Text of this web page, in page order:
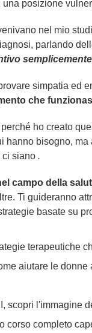
posizione
nel mio
parlando
simpatia ed
che
ho creato
hanno bisogno,
ci siano .
campo della
Ti guideranno
basate su
terapeutiche
aiutare le
scopri l'immagine
corso completo